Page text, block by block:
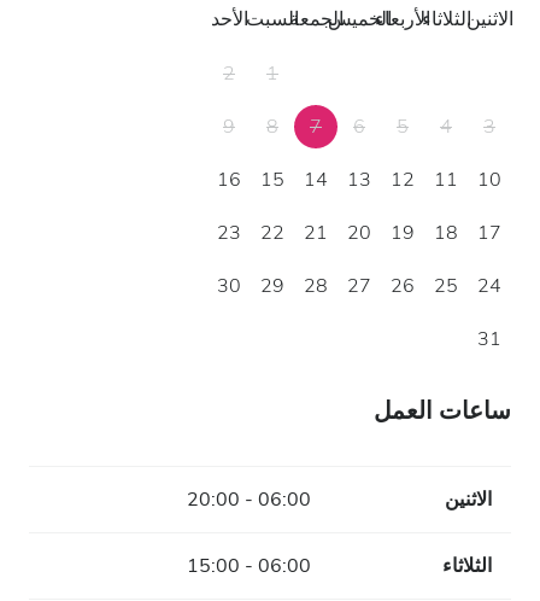
الاثنينالثلاثاءالأربعاءالخميسالجمعةالسبتالأحد
1
2
3
4
5
6
7
8
9
10
11
12
13
14
15
16
17
18
19
20
21
22
23
24
25
26
27
28
29
30
31
ساعات العمل
الاثنين 06:00 - 20:00
الثلاثاء 06:00 - 15:00